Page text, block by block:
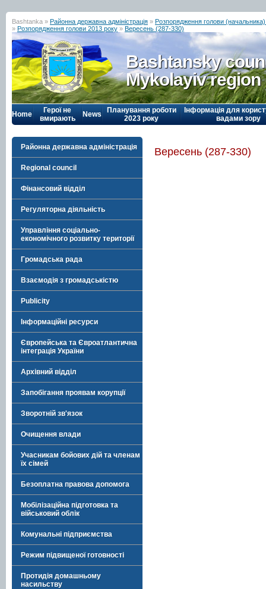
Bashtanka » Районна державна адміністрація » Розпорядження голови (начальника)
» Розпорядження голови 2013 року » Вересень (287-330)
Bashtansky
Mykolayiv region
Home
Герої не
вмирають
News
Планування роботи
2023 року
Інформація для
вадами зору
Районна державна адміністрація
Regional council
Фінансовий відділ
Регуляторна діяльність
Управління соціально-
економічного розвитку території
Громадська рада
Взаємодія з громадськістю
Publicity
Інформаційні ресурси
Європейська та Євроатлантична
інтеграція України
Архівний відділ
Запобігання проявам корупції
Зворотній зв'язок
Очищення влади
Учасникам бойових дій та членам
їх сімей
Безоплатна правова допомога
Мобілізаційна підготовка та
військовий облік
Комунальні підприємства
Режим підвищеної готовності
Протидія домашньому
насильству
Вересень (287-330)